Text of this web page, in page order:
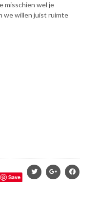
misschien wel je
we willen juist ruimte
Save